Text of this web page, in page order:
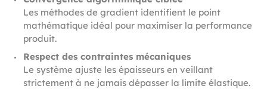
Les méthodes de gradient identifient le point
mathématique idéal pour maximiser la performance
produit.
Respect des contraintes mécaniques
Le système ajuste les épaisseurs en veillant
strictement à ne jamais dépasser la limite élastique.